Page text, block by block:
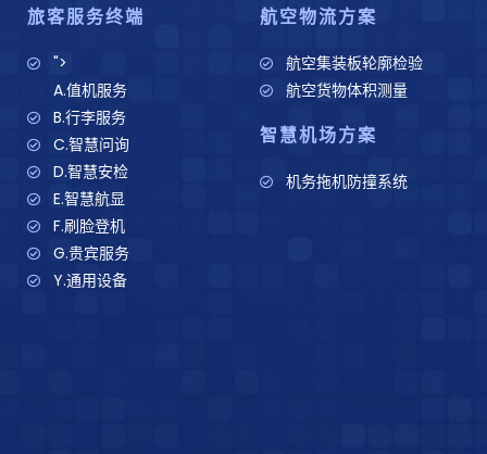
旅客服务终端
">
A.值机服务
B.行李服务
C.智慧问询
D.智慧安检
E.智慧航显
F.刷脸登机
G.贵宾服务
Y.通用设备
航空物流方案
航空集装板轮廓检验
航空货物体积测量
智慧机场方案
机务拖机防撞系统